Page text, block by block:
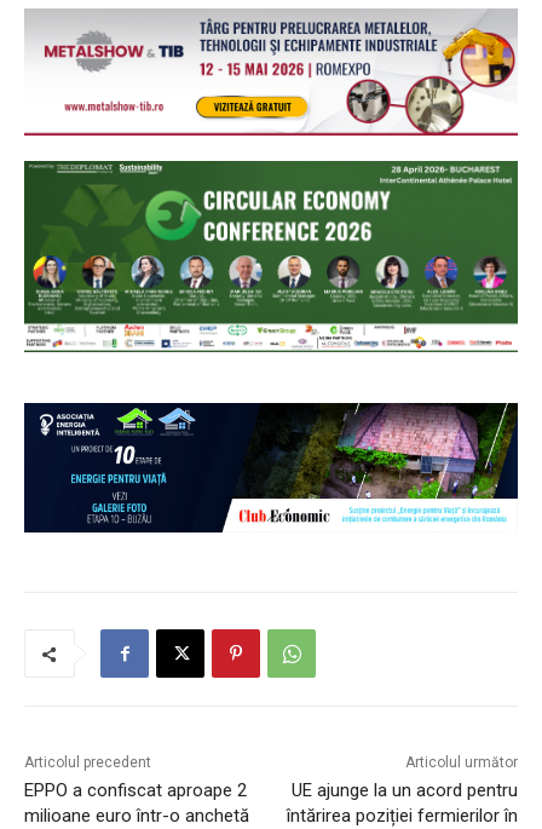
Articolul precedent
EPPO a confiscat aproape 2
milioane euro într-o anchetă
Articolul următor
UE ajunge la un acord pentru
întărirea poziției fermierilor în